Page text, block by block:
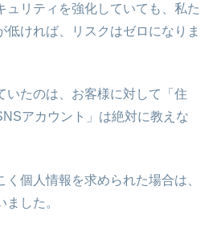
ュリティを強化していても、私た
低ければ、リスクはゼロになりま
いたのは、お客様に対して「住
アカウント」は絶対に教えな
く個人情報を求められた場合は、
した。